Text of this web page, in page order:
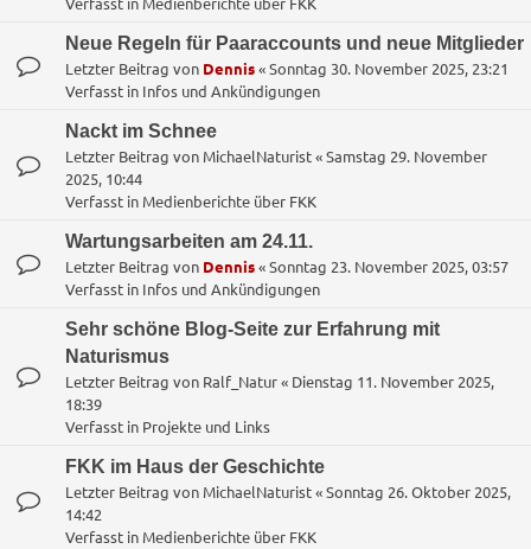
Neue Regeln für Paaraccounts und neue Mitglieder
Letzter Beitrag von Dennis«Sonntag 30. November 2025, 23:21
Verfasst in Infos und Ankündigungen
Nackt im Schnee
Letzter Beitrag von MichaelNaturist«Samstag 29. November
2025, 10:44
Verfasst in Medienberichte über FKK
Wartungsarbeiten am 24.11.
Letzter Beitrag von Dennis«Sonntag 23. November 2025, 03:57
Verfasst in Infos und Ankündigungen
Sehr schöne Blog-Seite zur Erfahrung mit
Naturismus
Letzter Beitrag von Ralf_Natur« Dienstag 11. November 2025,
18:39
Verfasst in Projekte und Links
FKK im Haus der Geschichte
Letzter Beitrag von MichaelNaturist«Sonntag 26. Oktober 2025,
14:42
Verfasst in Medienberichte über FKK